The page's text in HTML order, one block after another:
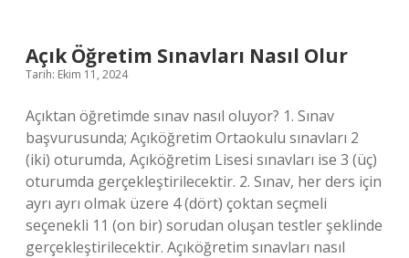
Açık Öğretim Sınavları Nasıl Olur
Tarih: Ekim 11, 2024
Açıktan öğretimde sınav nasıl oluyor? 1. Sınav
başvurusunda; Açıköğretim Ortaokulu sınavları 2
(iki) oturumda, Açıköğretim Lisesi sınavları ise 3 (üç)
oturumda gerçekleştirilecektir. 2. Sınav, her ders için
ayrı ayrı olmak üzere 4 (dört) çoktan seçmeli
seçenekli 11 (on bir) sorudan oluşan testler şeklinde
gerçekleştirilecektir. Açıköğretim sınavları nasıl